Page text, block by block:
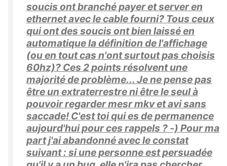
soucis ont branché payer et server en
ethernet avec le cable fourni? Tous ceux
qui ont des soucis ont bien laissé en
automatique la définition de l'affichage
(ou en tout cas n'ont surtout pas choisis
60hz)? Ces 2 points résolvent une
majorité de problème... Je ne pense pas
être un extraterrestre ni être le seul à
pouvoir regarder mesr mkv et avi sans
saccade! C'est toi qui es de permanence
aujourd'hui pour ces rappels ? -) Pour ma
part j'ai abandonné avec le constat
suivant : si une personne est persuadée